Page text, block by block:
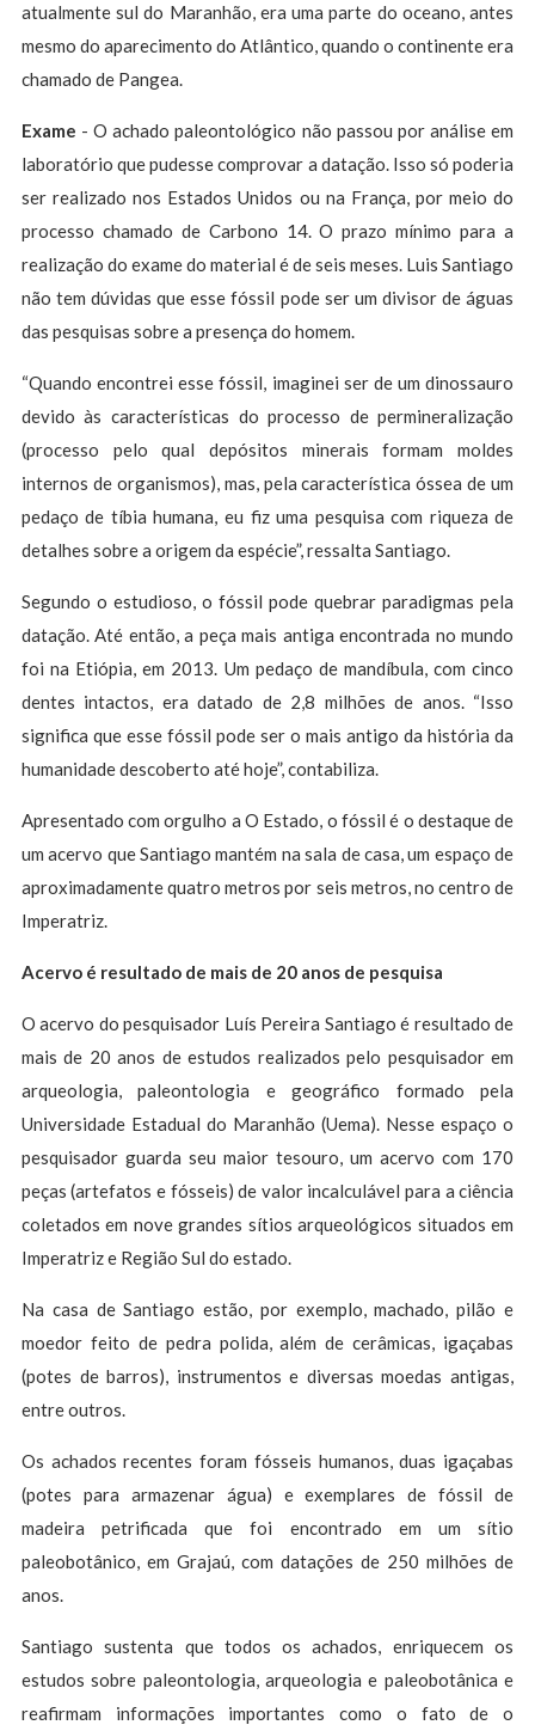
atualmente sul do Maranhão, era uma parte do oceano, antes
mesmo do aparecimento do Atlântico, quando o continente era
chamado de Pangea.
Exame - O achado paleontológico não passou por análise em
laboratório que pudesse comprovar a datação. Isso só poderia
ser realizado nos Estados Unidos ou na França, por meio do
processo chamado de Carbono 14. O prazo mínimo para a
realização do exame do material é de seis meses. Luis Santiago
não tem dúvidas que esse fóssil pode ser um divisor de águas
das pesquisas sobre a presença do homem.
“Quando encontrei esse fóssil, imaginei ser de um dinossauro
devido às características do processo de permineralização
(processo pelo qual depósitos minerais formam moldes
internos de organismos), mas, pela característica óssea de um
pedaço de tíbia humana, eu fiz uma pesquisa com riqueza de
detalhes sobre a origem da espécie”, ressalta Santiago.
Segundo o estudioso, o fóssil pode quebrar paradigmas pela
datação. Até então, a peça mais antiga encontrada no mundo
foi na Etiópia, em 2013. Um pedaço de mandíbula, com cinco
dentes intactos, era datado de 2,8 milhões de anos. “Isso
significa que esse fóssil pode ser o mais antigo da história da
humanidade descoberto até hoje”, contabiliza.
Apresentado com orgulho a O Estado, o fóssil é o destaque de
um acervo que Santiago mantém na sala de casa, um espaço de
aproximadamente quatro metros por seis metros, no centro de
Imperatriz.
Acervo é resultado de mais de 20 anos de pesquisa
O acervo do pesquisador Luís Pereira Santiago é resultado de
mais de 20 anos de estudos realizados pelo pesquisador em
arqueologia, paleontologia e geográfico formado pela
Universidade Estadual do Maranhão (Uema). Nesse espaço o
pesquisador guarda seu maior tesouro, um acervo com 170
peças (artefatos e fósseis) de valor incalculável para a ciência
coletados em nove grandes sítios arqueológicos situados em
Imperatriz e Região Sul do estado.
Na casa de Santiago estão, por exemplo, machado, pilão e
moedor feito de pedra polida, além de cerâmicas, igaçabas
(potes de barros), instrumentos e diversas moedas antigas,
entre outros.
Os achados recentes foram fósseis humanos, duas igaçabas
(potes para armazenar água) e exemplares de fóssil de
madeira petrificada que foi encontrado em um sítio
paleobotânico, em Grajaú, com datações de 250 milhões de
anos.
Santiago sustenta que todos os achados, enriquecem os
estudos sobre paleontologia, arqueologia e paleobotânica e
reafirmam informações importantes como o fato de o